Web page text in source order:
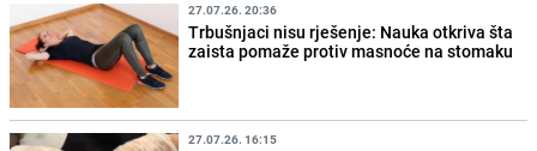
27.07.26. 20:36
Trbušnjaci nisu rješenje: Nauka otkriva šta
zaista pomaže protiv masnoće na stomaku
27.07.26. 16:15